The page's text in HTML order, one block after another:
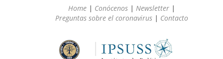
Home | Conócenos | Newsletter |
Preguntas sobre el coronavirus | Contacto